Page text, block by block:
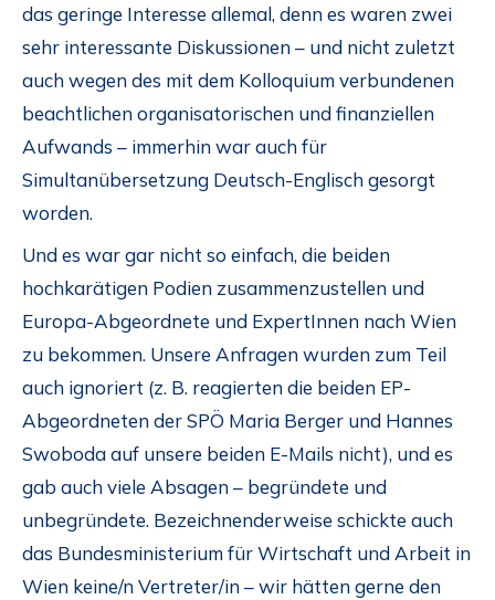
das geringe Interesse allemal, denn es waren zwei
sehr interessante Diskussionen – und nicht zuletzt
auch wegen des mit dem Kolloquium verbundenen
beachtlichen organisatorischen und finanziellen
Aufwands – immerhin war auch für
Simultanübersetzung Deutsch-Englisch gesorgt
worden.
Und es war gar nicht so einfach, die beiden
hochkarätigen Podien zusammenzustellen und
Europa-Abgeordnete und ExpertInnen nach Wien
zu bekommen. Unsere Anfragen wurden zum Teil
auch ignoriert (z. B. reagierten die beiden EP-
Abgeordneten der SPÖ Maria Berger und Hannes
Swoboda auf unsere beiden E-Mails nicht), und es
gab auch viele Absagen – begründete und
unbegründete. Bezeichnenderweise schickte auch
das Bundesministerium für Wirtschaft und Arbeit in
Wien keine/n Vertreter/in – wir hätten gerne den